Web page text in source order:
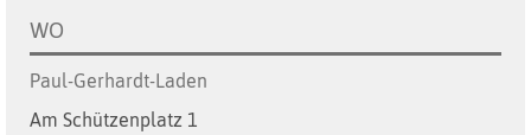
WO
Paul-Gerhardt-Laden
Am Schützenplatz 1